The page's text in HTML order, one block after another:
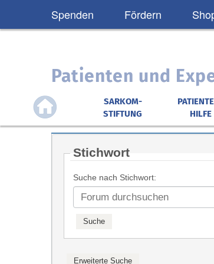
Spenden Fördern
Patienten und
SARKOM-
STIFTUNG
HILFE
Stichwort
Suche nach Stichwort: